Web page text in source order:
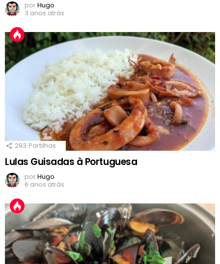
porHugo
3 anos atrás
293 Partilhas
Lulas Guisadas à Portuguesa
porHugo
6 anos atrás